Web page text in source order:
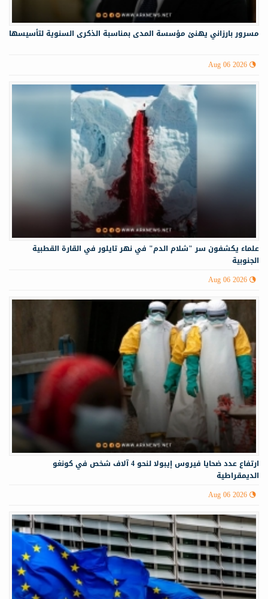
مسرور بارزاني يهنئ مؤسسة المدى بمناسبة الذكرى السنوية لتأسيسها
Aug 06 2026
علماء يكشفون سر "شلام الدم" في نهر تايلور في القارة القطبية
الجنوبية
Aug 06 2026
ارتفاع عدد ضحايا فيروس إيبولا لنحو 4 آلاف شخص في كونغو
الديمقراطية
Aug 06 2026